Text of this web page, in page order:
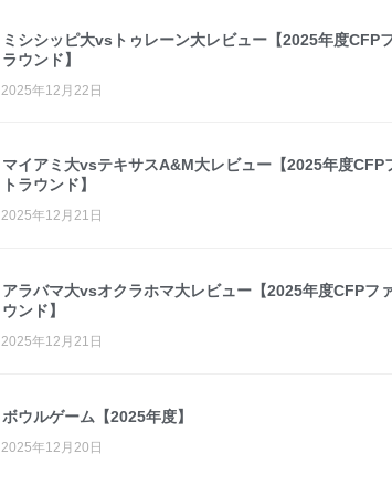
ミシシッピ大vsトゥレーン大レビュー【2025年度CFP
ラウンド】
2025年12月22日
マイアミ大vsテキサスA&M大レビュー【2025年度CFP
トラウンド】
2025年12月21日
アラバマ大vsオクラホマ大レビュー【2025年度CFPフ
ウンド】
2025年12月21日
ボウルゲーム【2025年度】
2025年12月20日